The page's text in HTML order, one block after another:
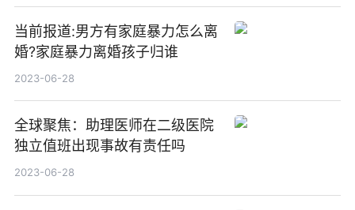
当前报道:男方有家庭暴力怎么离
婚?家庭暴力离婚孩子归谁
2023-06-28
全球聚焦：助理医师在二级医院
独立值班出现事故有责任吗
2023-06-28